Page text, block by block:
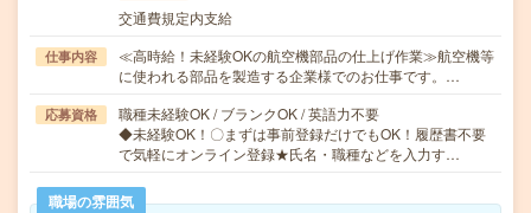
交通費規定内支給
仕事内容
≪高時給！未経験OKの航空機部品の仕上げ作業≫航空機等
に使われる部品を製造する企業様でのお仕事です。…
応募資格
職種未経験OK / ブランクOK / 英語力不要
◆未経験OK！〇まずは事前登録だけでもOK！履歴書不要
で気軽にオンライン登録★氏名・職種などを入力す…
職場の雰囲気